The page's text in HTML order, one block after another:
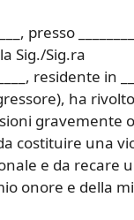
presso
Sig./Sig.ra
residente in
ha
gravemente
costituire una
e da recare
onore e della